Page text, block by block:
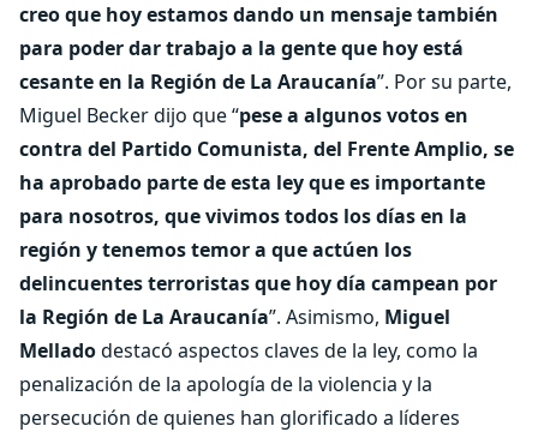
creo que hoy estamos dando un mensaje también
para poder dar trabajo a la gente que hoy está
cesante en la Región de La Araucanía”. Por su parte,
Miguel Becker dijo que “pese a algunos votos en
contra del Partido Comunista, del Frente Amplio, se
ha aprobado parte de esta ley que es importante
para nosotros, que vivimos todos los días en la
región y tenemos temor a que actúen los
delincuentes terroristas que hoy día campean por
la Región de La Araucanía”. Asimismo, Miguel
Melladodestacó aspectos claves de la ley, como la
penalización de la apología de la violencia y la
persecución de quienes han glorificado a líderes